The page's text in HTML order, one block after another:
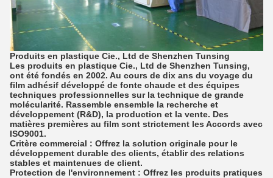
Produits en plastique Cie., Ltd de Shenzhen Tunsing
Les produits en plastique Cie., Ltd de Shenzhen Tunsing,
ont été fondés en 2002. Au cours de dix ans du voyage du
film adhésif développé de fonte chaude et des équipes
techniques professionnelles sur la technique de grande
molécularité. Rassemble ensemble la recherche et
développement (R&D), la production et la vente. Des
matières premières au film sont strictement les Accords avec
ISO9001.
Critère commercial : Offrez la solution originale pour le
développement durable des clients, établir des relations
stables et maintenues de client.
Protection de l'environnement : Offrez les produits pratiques